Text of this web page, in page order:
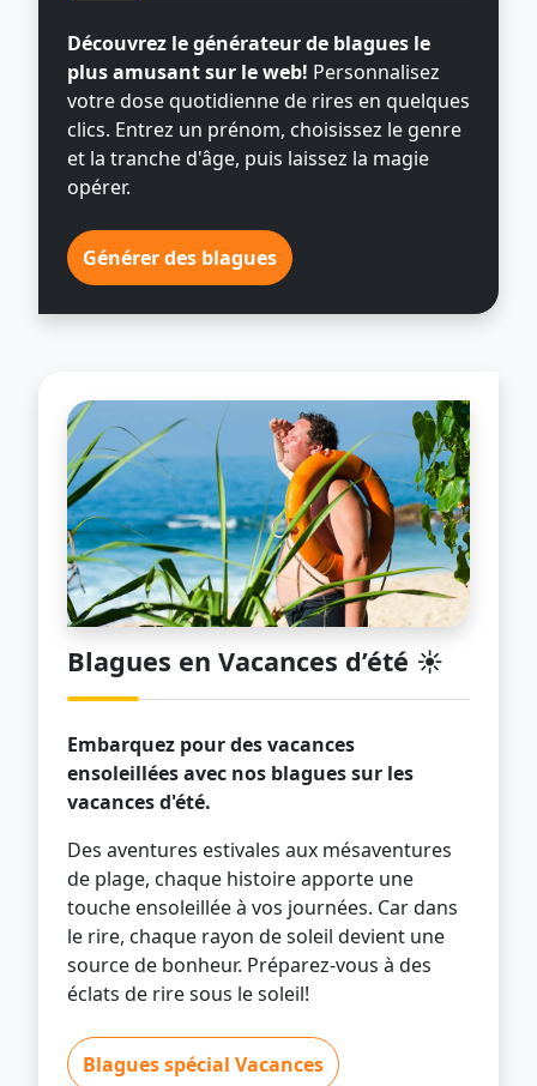
Découvrez le générateur de blagues le
plus amusant sur le web! Personnalisez
votre dose quotidienne de rires en quelques
clics. Entrez un prénom, choisissez le genre
et la tranche d'âge, puis laissez la magie
opérer.
Générer des blagues
Blagues en Vacances d’été ☀️
Embarquez pour des vacances
ensoleillées avec nos blagues sur les
vacances d'été.
Des aventures estivales aux mésaventures
de plage, chaque histoire apporte une
touche ensoleillée à vos journées. Car dans
le rire, chaque rayon de soleil devient une
source de bonheur. Préparez-vous à des
éclats de rire sous le soleil!
Blagues spécial Vacances